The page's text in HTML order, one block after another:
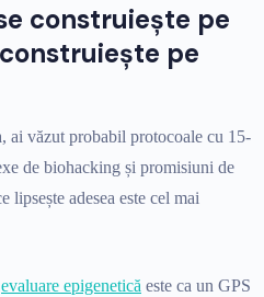
construiește pe
pe
ai văzut probabil protocoale cu 15-
de biohacking și promisiuni de
lipsește adesea este cel mai
evaluare epigenetică este ca un GPS